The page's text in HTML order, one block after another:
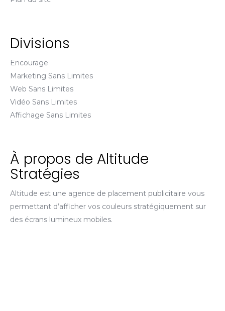
Divisions
Encourage
Marketing Sans Limites
Web Sans Limites
Vidéo Sans Limites
Affichage Sans Limites
À propos de Altitude
Stratégies
Altitude est une agence de placement publicitaire vous
permettant d’afficher vos couleurs stratégiquement sur
des écrans lumineux mobiles.